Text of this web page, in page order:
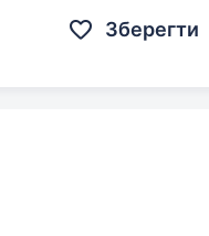
Зберегти